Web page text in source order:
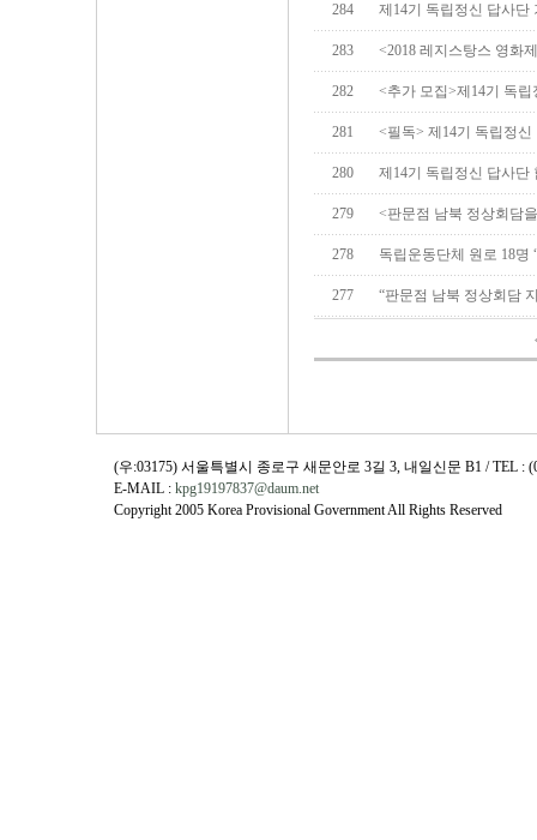
284 제14기 독립정신 답사
283 <2018 레지스탕스 영화
282 <추가 모집>제14기 독
281 <필독> 제14기 독립정
280 제14기 독립정신 답사단
279 <판문점 남북 정상회담
278 독립운동단체 원로 18명
277 “판문점 남북 정상회담
(우:03175) 서울특별시 종로구 새문안로 3길 3, 내일신문 B1 / TEL :
E-MAIL : kpg19197837@daum.net
Copyright 2005 Korea Provisional Government All Rights Reserved